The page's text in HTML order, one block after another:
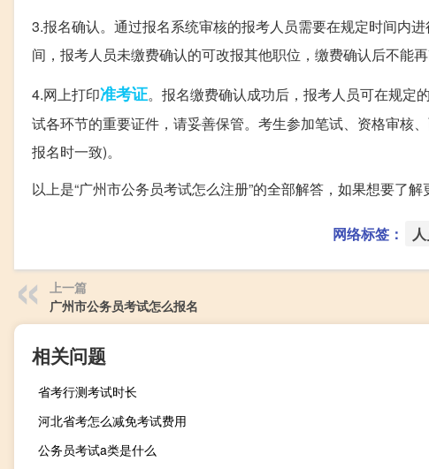
3.报名确认。通过报名系统审核的报考人员需要在规定时间内
间，报考人员未缴费确认的可改报其他职位，缴费确认后不能
4.网上打印准考证。报名缴费确认成功后，报考人员可在规定
试各环节的重要证件，请妥善保管。考生参加笔试、资格审核
报名时一致)。
以上是“广州市公务员考试怎么注册”的全部解答，如果想要了
网络标签：
上一篇
广州市公务员考试怎么报名
相关问题
省考行测考试时长
河北省考怎么减免考试费用
公务员考试a类是什么